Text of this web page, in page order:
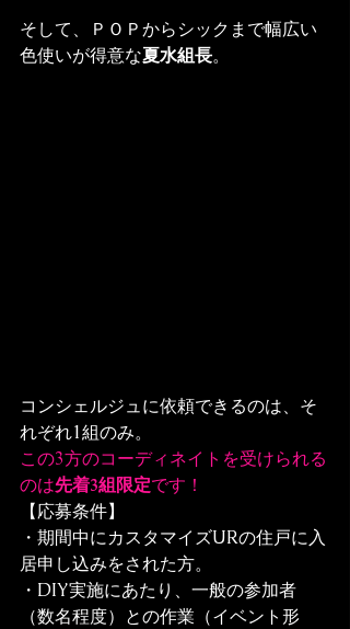
そして、ＰＯＰからシックまで幅広い
色使いが得意な夏水組長。
コンシェルジュに依頼できるのは、そ
この3方のコーディネイトを受けられる
のは先着3組限定です！
【応募条件】
・期間中にカスタマイズURの住戸に入
居申し込みをされた方。
・DIY実施にあたり、一般の参加者
（数名程度）との作業（イベント形